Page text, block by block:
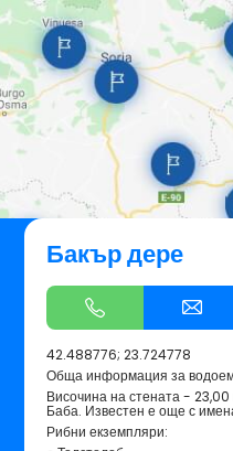
Бакър дере
42.488776; 23.724778
Обща информация за
Височина на стената -
Баба. Известен е още с
Рибни екземпляри: